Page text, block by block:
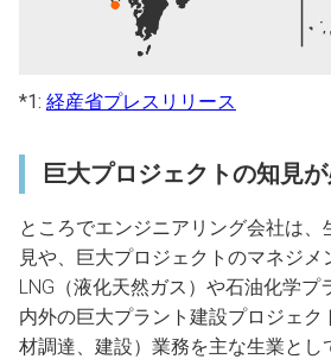
*1: 経産省プレスリリース
巨大プロジェクトの知見
ところでエンジニアリング会社は、
見や、巨大プロジェクトのマネジメ
LNG（液化天然ガス）や石油化学プ
内外の巨大プラント建設プロジェク
材調達、建設）業務を主な生業とし